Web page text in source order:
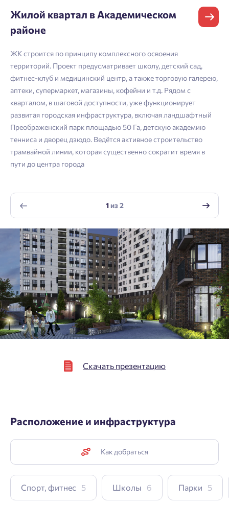
Согласен на обработкуперсональных данных
Согласен получать информационную рассылку
Отправить
Скачать презентацию
Жилой квартал в Академическом
районе
ЖК строится по принципу комплексного освоения
территорий. Проект предусматривает школу, детский сад,
фитнес-клуб и медицинский центр, а также торговую галерею,
аптеки, супермаркет, магазины, кофейни и т.д. Рядом с
кварталом, в шаговой доступности, уже функционирует
развитая городская инфраструктура, включая ландшафтный
Преображенский парк площадью 50 Га, детскую академию
тенниса и дворец дзюдо. Ведётся активное строительство
трамвайной линии, которая существенно сократит время в
пути до центра города
1из2
Расположение и инфраструктура
Как добраться
Спорт, фитнес 5 Школы 6 Парки 5
Нажимая кнопку «Отправить», вы даёте согласие на обработку
Подтвердить
Выслать код повторно через 00:58.
Отправить